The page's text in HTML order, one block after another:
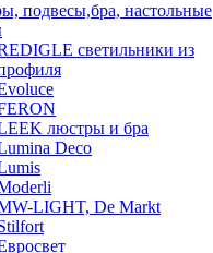
подвесы,бра, настольные
светильники из
люстры и бра
Deco
LIGHT, De Markt